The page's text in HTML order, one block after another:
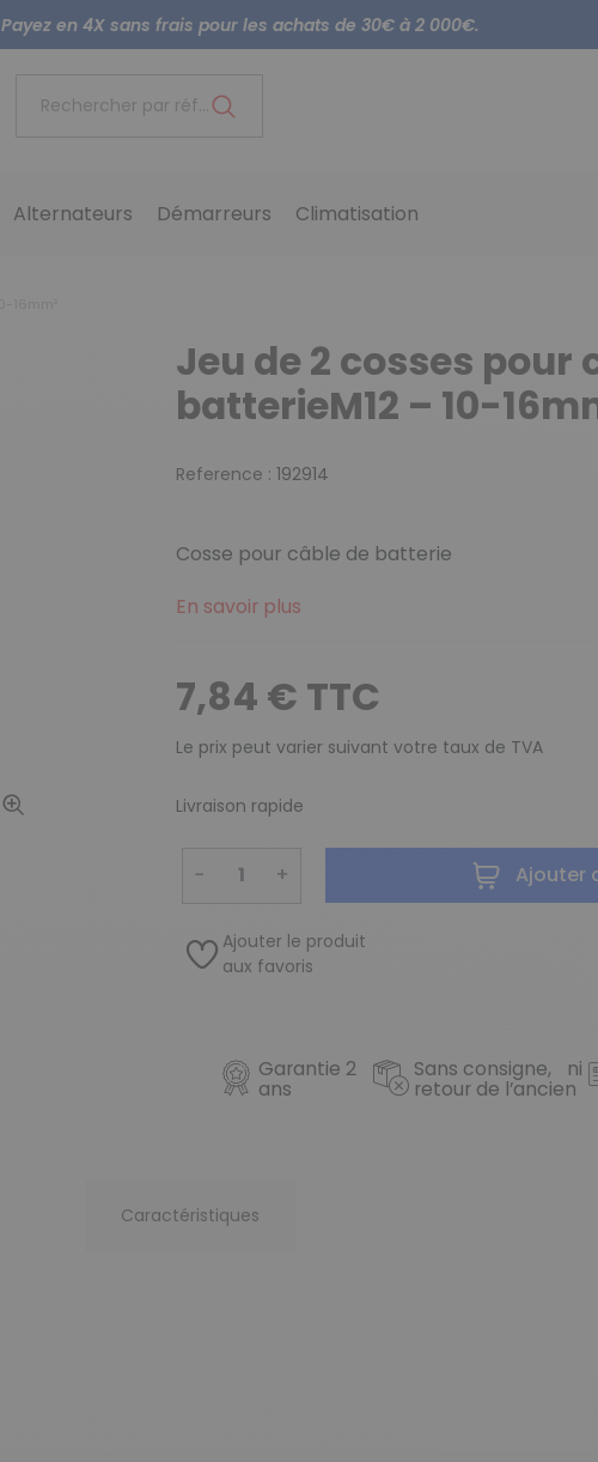
Payez en 4X sans frais pour les achats de 30€ à 2 000€.
Rechercher par référence...
Alternateurs Démarreurs Climatisation
Jeu de 2 cosses pour
batterieM12 – 10-
Reference : 192914
Cosse pour câble de batterie
En savoir plus
7,84 € TTC
Le prix peut varier suivant votre taux de TVA
Livraison rapide
− + Ajouter
Ajouter le produit
aux favoris
Garantie 2
ans
Sans consigne, ni
retour de l’ancien
Caractéristiques